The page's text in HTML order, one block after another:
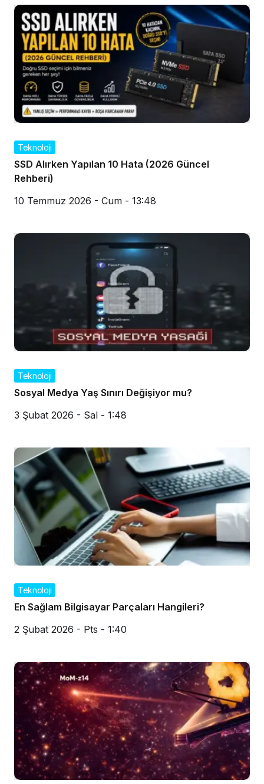
Teknoloji
SSD Alırken Yapılan 10 Hata (2026 Güncel
Rehberi)
10 Temmuz 2026 - Cum - 13:48
Teknoloji
Sosyal Medya Yaş Sınırı Değişiyor mu?
3 Şubat 2026 - Sal - 1:48
Teknoloji
En Sağlam Bilgisayar Parçaları Hangileri?
2 Şubat 2026 - Pts - 1:40